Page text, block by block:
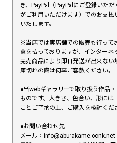
き、PayPal（PayPalにご登録いた
がご利用いただけます）でのお支払
いたします。
※当店では実店舗での販売も行って
意を払っておりますが、インターネ
完売商品により即日発送が出来ない
庫切れの際は何卒ご容赦ください。
●当webギャラリーで取り扱う作品
ものです。大きさ、色合い、形には
ことご了承の上、ご購入を検討くだ
●お問い合わせ先
メール：info@aburakame.ocnk.net